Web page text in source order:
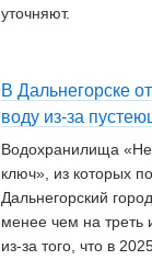
уточняют.
В Дальнегорске
воду из-за
Водохранилища
ключ», из которых
Дальнегорский
менее чем на треть
из-за того, что в